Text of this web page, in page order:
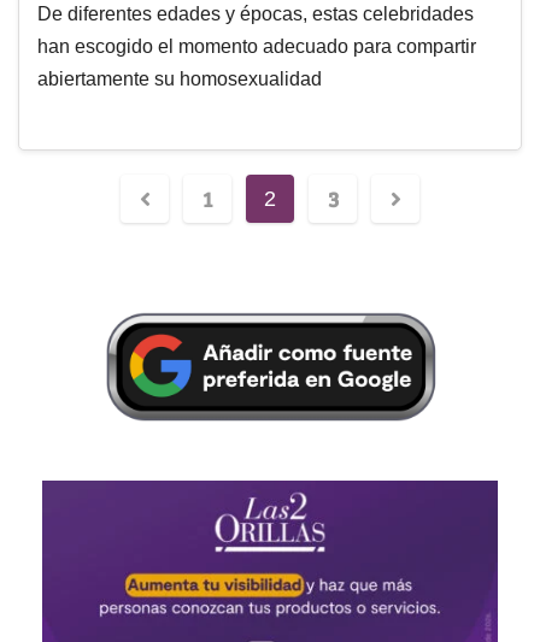
De diferentes edades y épocas, estas celebridades
han escogido el momento adecuado para compartir
abiertamente su homosexualidad
1 2 3